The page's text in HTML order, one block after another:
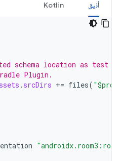
أنيق Kotlin
schema location as test
Plugin.
. srcDirs += files(